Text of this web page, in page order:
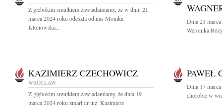
Z głębokim smutkiem zawiadamiamy, że w dniu 21.
marca 2024 roku odeszła od nas Monika
Klonowska...
Dnia 21
Weronika
KAZIMIERZ CZECHOWICZ
WROCŁAW
Z głębokim smutkiem zawiadamiamy, że dnia 19
marca 2024 roku zmarł dr inż. Kazimierz
PAWEŁ
Dnia 17
chorobie w